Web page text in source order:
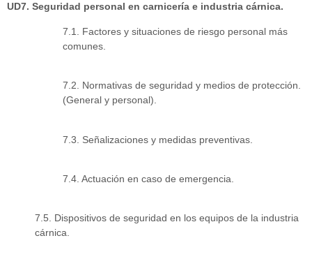
UD7. Seguridad personal en carnicería e industria cárnica.
7.1. Factores y situaciones de riesgo personal más
comunes.
7.2. Normativas de seguridad y medios de protección.
(General y personal).
7.3. Señalizaciones y medidas preventivas.
7.4. Actuación en caso de emergencia.
7.5. Dispositivos de seguridad en los equipos de la industria
cárnica.